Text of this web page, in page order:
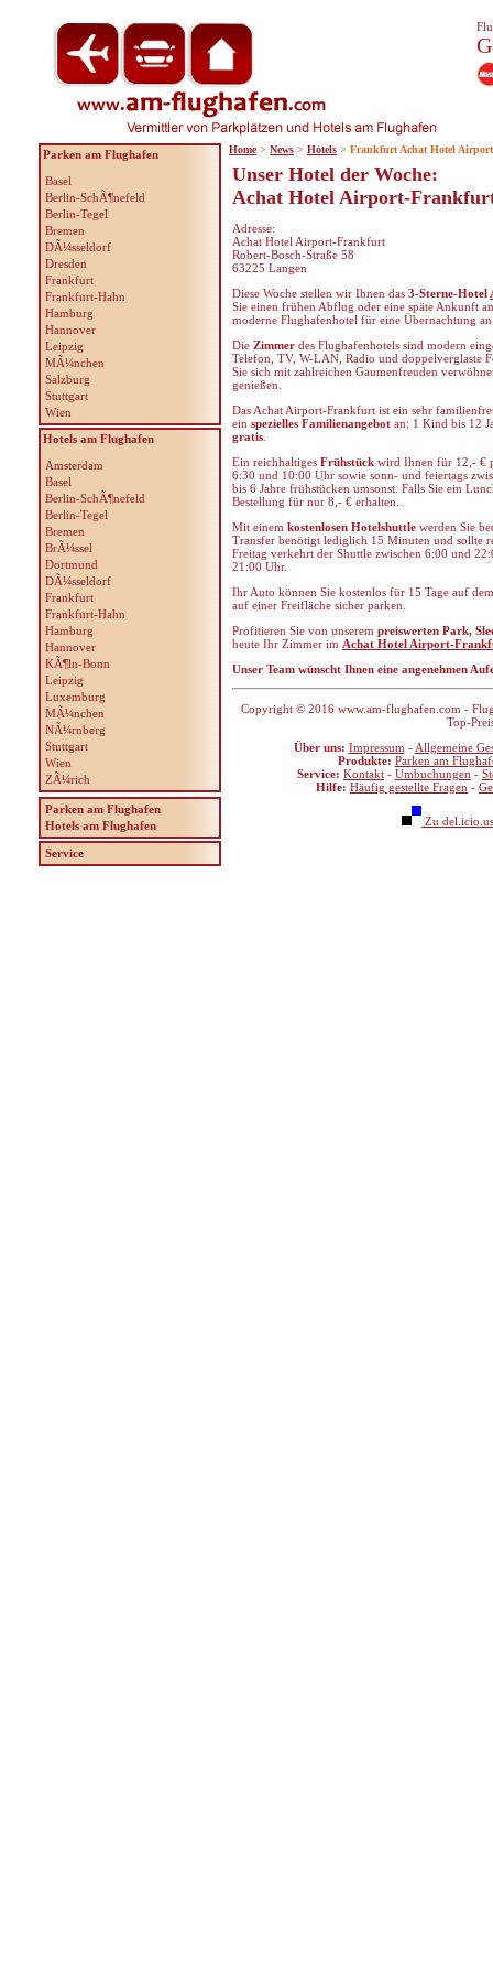
Unser Hotel der Woche:
Achat Hotel Airport-
Adresse:
Achat Hotel Airport-Frankfurt
Robert-Bosch-Straße 58
63225 Langen
Diese Woche stellen wir Ihnen das 3-Sterne-Hotel
Sie einen frühen Abflug oder eine späte Ankunft
moderne Flughafenhotel für eine Übernachtung
Die Zimmer des Flughafenhotels sind modern
Telefon, TV, W-LAN, Radio und doppelverglaste
Sie sich mit zahlreichen Gaumenfreuden
genießen.
Das Achat Airport-Frankfurt ist ein sehr
ein spezielles Familienangebot an: 1 Kind bis 12
gratis
Ein reichhaltiges Frühstück wird Ihnen für 12,- €
6:30 und 10:00 Uhr sowie sonn- und feiertags
bis 6 Jahre frühstücken umsonst. Falls Sie ein
Bestellung für nur 8,- € erhalten.
Mit einem kostenlosen Hotelshuttle werden Sie
Transfer benötigt lediglich 15 Minuten und sollte
Freitag verkehrt der Shuttle zwischen 6:00 und
21:00 Uhr.
Ihr Auto können Sie kostenlos für 15 Tage auf
auf einer Freifläche sicher parken.
Profitieren Sie von unserem preiswerten Park,
heute Ihr Zimmer im Achat Hotel Airport-
Unser Team wünscht Ihnen eine angenehmen
Copyright © 2016 www.am-flughafen.com -
Top-
Über uns: Impressum - Allgemeine
Produkte: Parken am
Service: Kontakt - Umbuchungen -
Hilfe: Häufig gestellte Fragen -
Zu
Parken am Flughafen
Basel
Berlin-SchÃ¶nefeld
Berlin-Tegel
Bremen
DÃ¼sseldorf
Dresden
Frankfurt
Frankfurt-Hahn
Hamburg
Hannover
Leipzig
MÃ¼nchen
Salzburg
Stuttgart
Wien
Hotels am Flughafen
Amsterdam
Basel
Berlin-SchÃ¶nefeld
Berlin-Tegel
Bremen
BrÃ¼ssel
Dortmund
DÃ¼sseldorf
Frankfurt
Frankfurt-Hahn
Hamburg
Hannover
KÃ¶ln-Bonn
Leipzig
Luxemburg
MÃ¼nchen
NÃ¼rnberg
Stuttgart
Wien
ZÃ¼rich
Parken am Flughafen
Hotels am Flughafen
Service
Home > News > Hotels > Frankfurt Achat Hotel Airport